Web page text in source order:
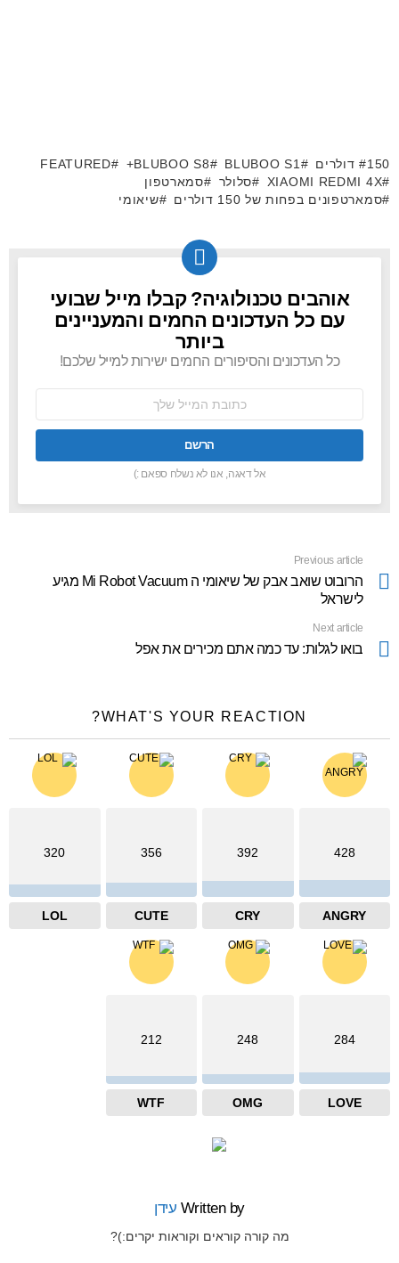
150 דולרים BLUBOO S1
BLUBOO S8+
FEATURED
XIAOMI REDMI 4X
סלולר
סמארטפון
סמארטפונים בפחות של 150 דולרים
שיאומי
NEWSLETTER
אוהבים טכנולוגיה? קבלו מייל שבועי
עם כל העדכונים החמים והמעניינים
ביותר
כל העדכונים והסיפורים החמים ישירות למייל שלכם!
אל דאגה, אנו לא נשלח ספאם :)
more
Previous article
הרובוט שואב אבק של שיאומי ה Mi Robot Vacuum מגיע
לישראל
Next article
בואו לגלות: עד כמה אתם מכירים את אפל
WHAT'S YOUR REACTION?
428
ANGRY
392
CRY
356
CUTE
320
LOL
284
LOVE
248
OMG
212
WTF
Written by עידן
מה קורה קוראים וקוראות יקרים:)?